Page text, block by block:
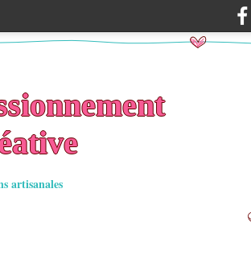
artisanales